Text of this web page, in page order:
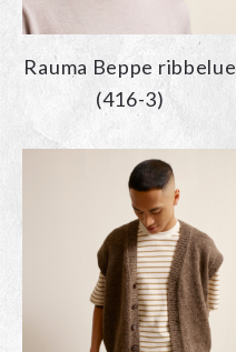
Rauma Beppe ribbelue
(416-3)